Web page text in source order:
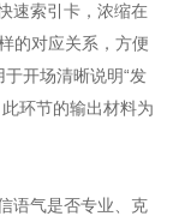
速索引卡，浓缩在
的对应关系，方便
开场清晰说明“发
环节的输出材料为
语气是否专业、克